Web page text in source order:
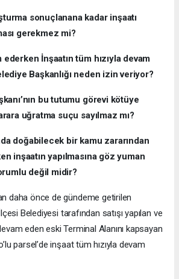
sonuçlanana kadar inşaatı
gerekmez mi?
İnşaatın tüm hızıyla devam
Başkanlığı neden izin veriyor?
bu tutumu görevi kötüye
uğratma suçu sayılmaz mı?
doğabilecek bir kamu zararından
inşaatın yapılmasına göz yuman
değil midir?
daha önce de gündeme getirilen
Belediyesi tarafından satışı yapılan ve
eden eski Terminal Alanını kapsayan
parsel’de inşaat tüm hızıyla devam